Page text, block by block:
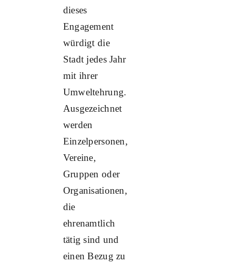
dieses
Engagement
würdigt die
Stadt jedes Jahr
mit ihrer
Umweltehrung.
Ausgezeichnet
werden
Einzelpersonen,
Vereine,
Gruppen oder
Organisationen,
die
ehrenamtlich
tätig sind und
einen Bezug zu